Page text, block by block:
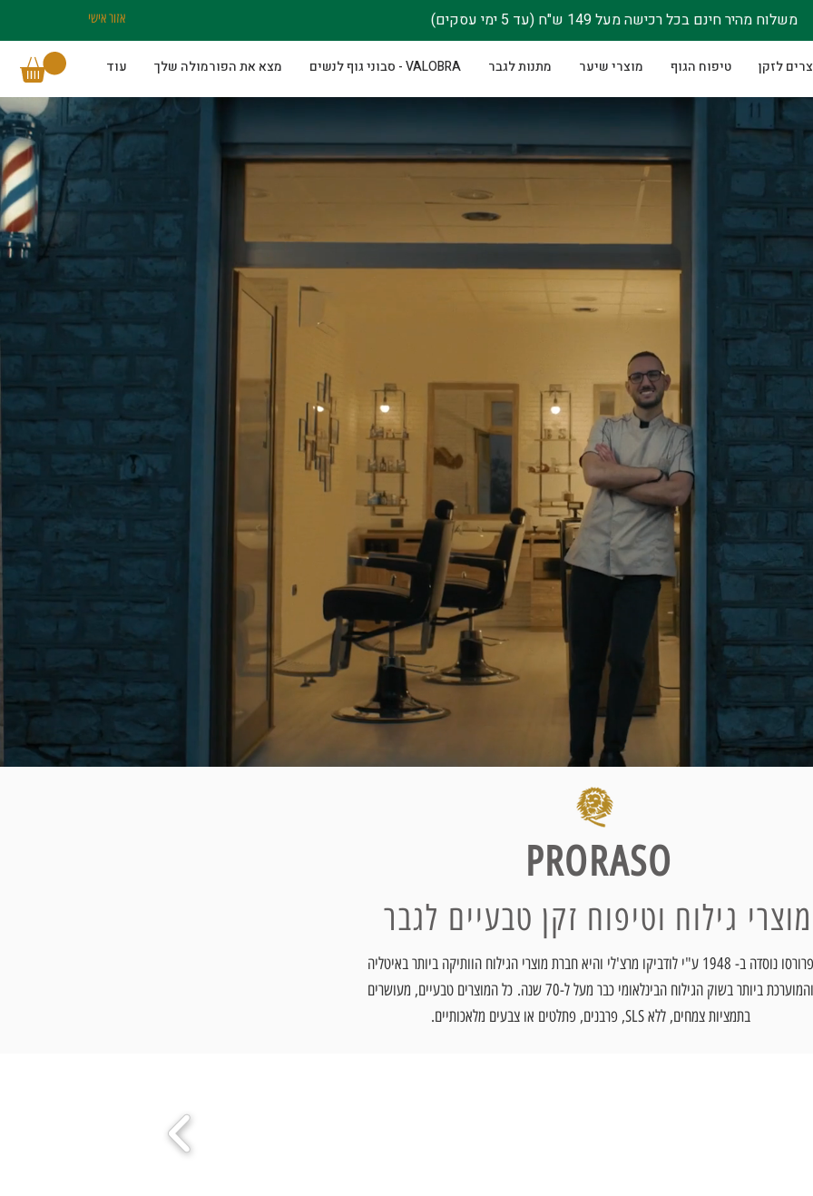
לזקן טיפוח הגוף מוצרי שיער מתנות לגבר VALOBRA - סבוני גוף לנשים מצא את הפורמולה שלך עוד
אזור אישי משלוח מהיר חינם בכל רכישה מעל 149 ש"ח (עד 5 ימי עסקים)
PRORASO
מוצרי גילוח וטיפוח זקן טבעיים לגבר
פרורסו נוסדה ב- 1948 ע"י לודביקו מרצ'לי והיא חברת מוצרי הגילוח הוותיקה ביותר באיטליה
והמוערכת ביותר בשוק הגילוח הבינלאומי כבר מעל ל-70 שנה.
כל המוצרים טבעיים, מעושרים
בתמציות צמחים, ללא SLS, פרבנים, פתלטים או צבעים מלאכותיים.